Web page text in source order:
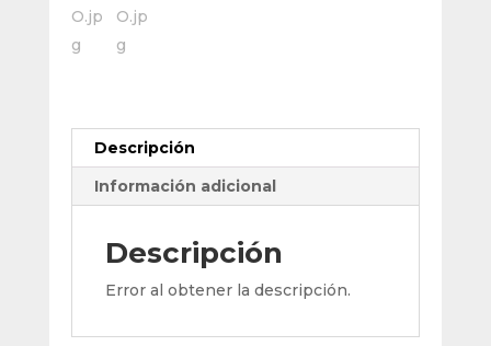
Descripción
Información adicional
Descripción
Error al obtener la descripción.